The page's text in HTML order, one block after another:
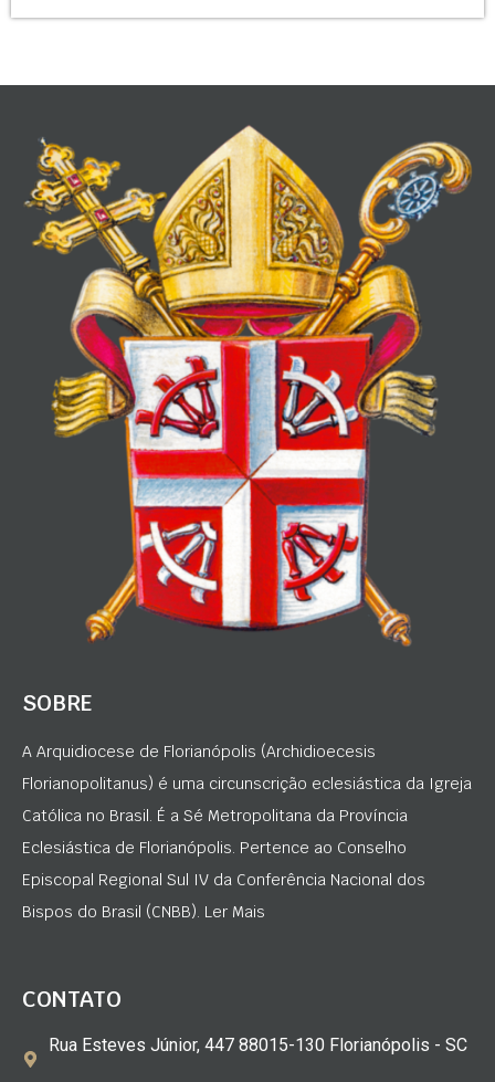
SOBRE
A Arquidiocese de Florianópolis (Archidioecesis
Florianopolitanus) é uma circunscrição eclesiástica da Igreja
Católica no Brasil. É a Sé Metropolitana da Província
Eclesiástica de Florianópolis. Pertence ao Conselho
Episcopal Regional Sul IV da Conferência Nacional dos
Bispos do Brasil (CNBB). Ler Mais
CONTATO
Rua Esteves Júnior, 447 88015-130 Florianópolis - SC